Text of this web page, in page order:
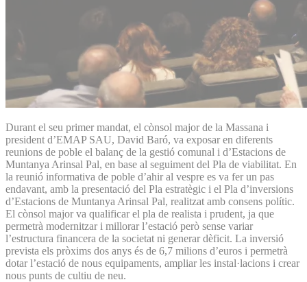
Durant el seu primer mandat, el cònsol major de la Massana i
president d’EMAP SAU, David Baró, va exposar en diferents
reunions de poble el balanç de la gestió comunal i d’Estacions de
Muntanya Arinsal Pal, en base al seguiment del Pla de viabilitat. En
la reunió informativa de poble d’ahir al vespre es va fer un pas
endavant, amb la presentació del Pla estratègic i el Pla d’inversions
d’Estacions de Muntanya Arinsal Pal, realitzat amb consens polític.
El cònsol major va qualificar el pla de realista i prudent, ja que
permetrà modernitzar i millorar l’estació però sense variar
l’estructura financera de la societat ni generar dèficit. La inversió
prevista els pròxims dos anys és de 6,7 milions d’euros i permetrà
dotar l’estació de nous equipaments, ampliar les instal·lacions i crear
nous punts de cultiu de neu.